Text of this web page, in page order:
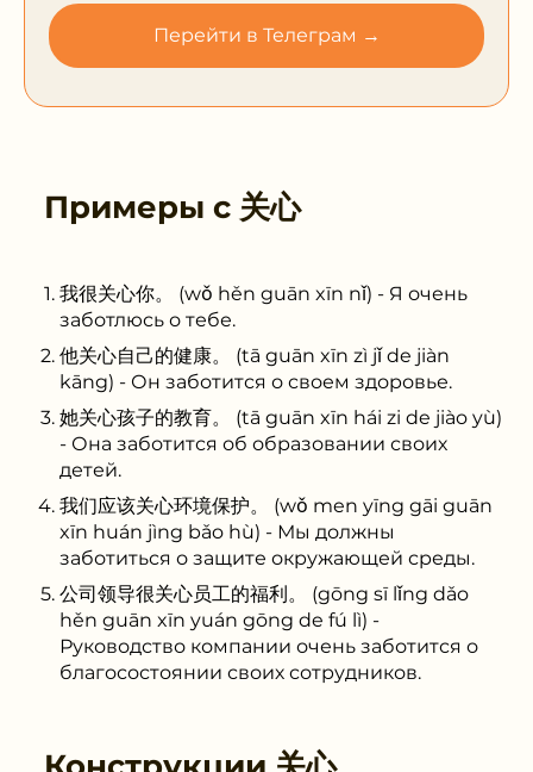
Перейти в Телеграм →
Примеры с 关心
我很关心你。 (wǒ hěn guān xīn nǐ) - Я очень
заботлюсь о тебе.
他关心自己的健康。 (tā guān xīn zì jǐ de jiàn
kāng) - Он заботится о своем здоровье.
她关心孩子的教育。 (tā guān xīn hái zi de jiào yù)
- Она заботится об образовании своих
детей.
我们应该关心环境保护。 (wǒ men yīng gāi guān
xīn huán jìng bǎo hù) - Мы должны
заботиться о защите окружающей среды.
公司领导很关心员工的福利。 (gōng sī lǐng dǎo
hěn guān xīn yuán gōng de fú lì) -
Руководство компании очень заботится о
благосостоянии своих сотрудников.